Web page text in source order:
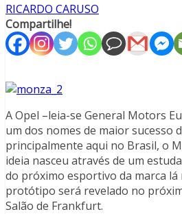
RICARDO CARUSO
Compartilhe!
A Opel –leia-se General Motors
um dos nomes de maior sucesso
principalmente aqui no Brasil, o
ideia nasceu através de um
do próximo esportivo da marca lá
protótipo será revelado no
Salão de Frankfurt.